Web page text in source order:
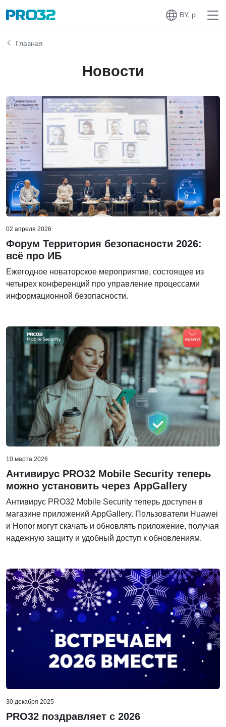
BY, р.
Главная
Новости
02 апреля 2026
Форум Территория безопасности 2026:
всё про ИБ
Ежегодное новаторское мероприятие, состоящее из
четырех конференций про управление процессами
информационной безопасности.
10 марта 2026
Антивирус PRO32 Mobile Security теперь
можно установить через AppGallery
Антивирус PRO32 Mobile Security теперь доступен в
магазине приложений AppGallery. Пользователи Huawei
и Honor могут скачать и обновлять приложение, получая
надежную защиту и удобный доступ к обновлениям.
30 декабря 2025
PRO32 поздравляет с 2026